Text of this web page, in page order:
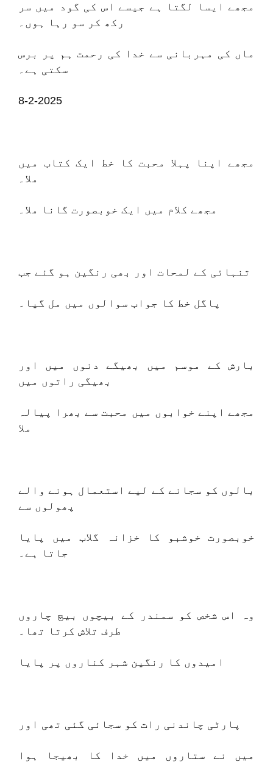
مجھے ایسا لگتا ہے جیسے اس کی گود میں سر
رکھ کر سو رہا ہوں۔
ماں کی مہربانی سے خدا کی رحمت ہم پر برس
سکتی ہے۔
8-2-2025
مجھے اپنا پہلا محبت کا خط ایک کتاب میں
ملا۔
مجھے کلام میں ایک خوبصورت گانا ملا۔
تنہائی کے لمحات اور بھی رنگین ہو گئے جب
پاگل خط کا جواب سوالوں میں مل گیا۔
بارش کے موسم میں بھیگے دنوں میں اور
بھیگی راتوں میں
مجھے اپنے خوابوں میں محبت سے بھرا پیالہ
ملا
بالوں کو سجانے کے لیے استعمال ہونے والے
پھولوں سے
خوبصورت خوشبو کا خزانہ گلاب میں پایا
جاتا ہے۔
وہ اس شخص کو سمندر کے بیچوں بیچ چاروں
طرف تلاش کرتا تھا۔
امیدوں کا رنگین شہر کناروں پر پایا
پارٹی چاندنی رات کو سجائی گئی تھی اور
میں نے ستاروں میں خدا کا بھیجا ہوا